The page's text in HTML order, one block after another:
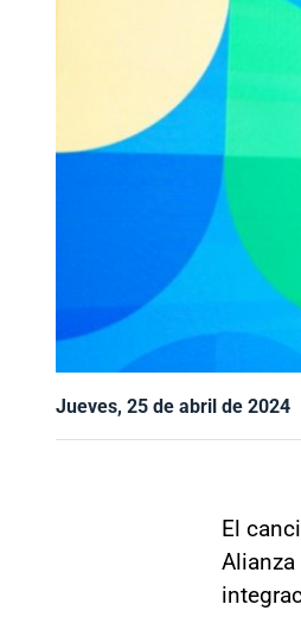
Jueves, 25 de abril de 2024
El